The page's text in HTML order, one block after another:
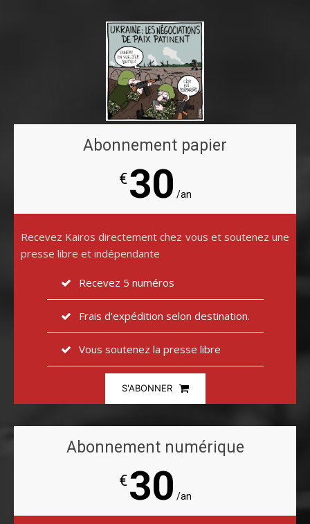
Abonnement papier
€30 /an
Recevez Kairos directement chez vous et soutenez une
presse libre et indépendante
Recevez 5 numéros
Frais d’expédition selon destination.
Vous soutenez la presse libre
S'ABONNER
Abonnement numérique
€30 /an